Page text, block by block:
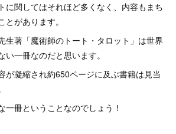
に関してはそれほど多くなく、内容もまち
とがあります。
生著「魔術師のトート・タロット」は世界
一冊なのだと思います。
が凝縮され約650ページに及ぶ書籍は見当
一冊ということなのでしょう！